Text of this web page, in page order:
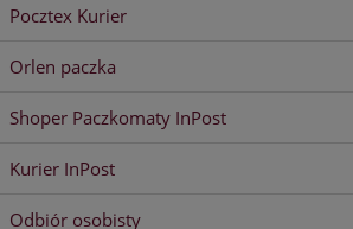
Pocztex Kurier
Orlen paczka
Shoper Paczkomaty InPost
Kurier InPost
Odbiór osobisty